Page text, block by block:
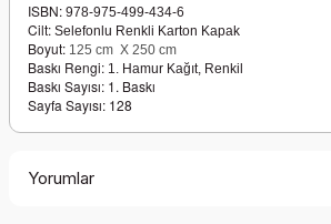
ISBN: 978-975-499-434-6
Cilt: Selefonlu Renkli Karton Kapak
Boyut: 125 cm X 250 cm
Baskı Rengi: 1. Hamur Kağıt, Renkil
Baskı Sayısı: 1. Baskı
Sayfa Sayısı: 128
Yorumlar